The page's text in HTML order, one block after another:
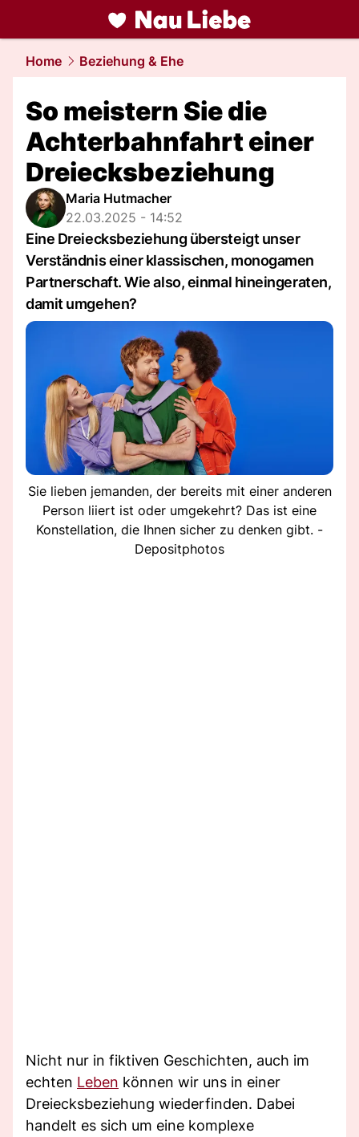
liebe.NAU.ch
Home Beziehung & Ehe
So meistern Sie die
Achterbahnfahrt einer
Dreiecksbeziehung
Maria Hutmacher
22.03.2025 - 14:52
Eine Dreiecksbeziehung übersteigt unser
Verständnis einer klassischen, monogamen
Partnerschaft. Wie also, einmal hineingeraten,
damit umgehen?
Sie lieben jemanden, der bereits mit einer anderen
Person liiert ist oder umgekehrt? Das ist eine
Konstellation, die Ihnen sicher zu denken gibt. -
Depositphotos
Nicht nur in fiktiven Geschichten, auch im
echten Leben können wir uns in einer
Dreiecksbeziehung wiederfinden. Dabei
handelt es sich um eine komplexe